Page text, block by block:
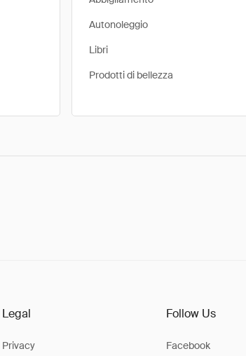
Autonoleggio
Libri
Prodotti di bellezza
Legal
Privacy
Follow Us
Facebook